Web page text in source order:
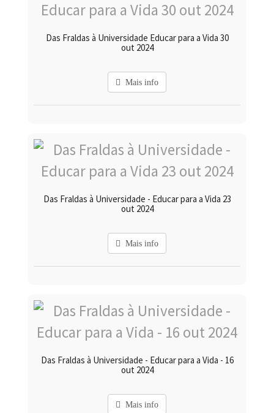
Das Fraldas à Universidade Educar para a Vida 30
out 2024
Mais info
Das Fraldas à Universidade - Educar para a Vida 23
out 2024
Mais info
Das Fraldas à Universidade - Educar para a Vida - 16
out 2024
Mais info